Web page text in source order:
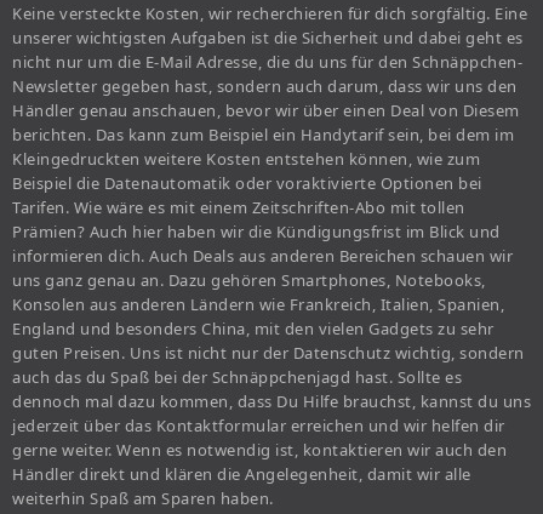
Keine versteckte Kosten, wir recherchieren für dich sorgfältig. Eine
unserer wichtigsten Aufgaben ist die Sicherheit und dabei geht es
nicht nur um die E-Mail Adresse, die du uns für den Schnäppchen-
Newsletter gegeben hast, sondern auch darum, dass wir uns den
Händler genau anschauen, bevor wir über einen Deal von Diesem
berichten. Das kann zum Beispiel ein Handytarif sein, bei dem im
Kleingedruckten weitere Kosten entstehen können, wie zum
Beispiel die Datenautomatik oder voraktivierte Optionen bei
Tarifen. Wie wäre es mit einem Zeitschriften-Abo mit tollen
Prämien? Auch hier haben wir die Kündigungsfrist im Blick und
informieren dich. Auch Deals aus anderen Bereichen schauen wir
uns ganz genau an. Dazu gehören Smartphones, Notebooks,
Konsolen aus anderen Ländern wie Frankreich, Italien, Spanien,
England und besonders China, mit den vielen Gadgets zu sehr
guten Preisen. Uns ist nicht nur der Datenschutz wichtig, sondern
auch das du Spaß bei der Schnäppchenjagd hast. Sollte es
dennoch mal dazu kommen, dass Du Hilfe brauchst, kannst du uns
jederzeit über das Kontaktformular erreichen und wir helfen dir
gerne weiter. Wenn es notwendig ist, kontaktieren wir auch den
Händler direkt und klären die Angelegenheit, damit wir alle
weiterhin Spaß am Sparen haben.